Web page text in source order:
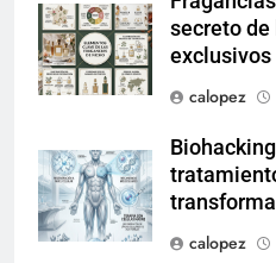
secreto
exclusivos
calopez
calopez